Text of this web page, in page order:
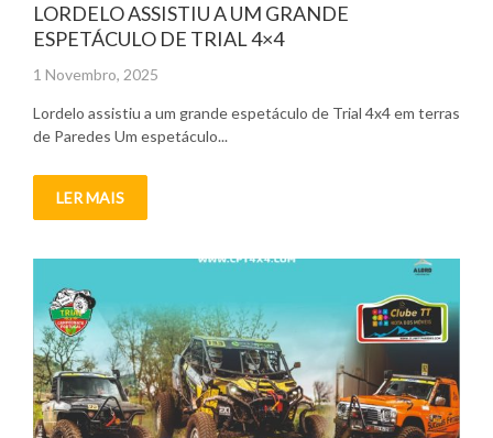
LORDELO ASSISTIU A UM GRANDE
ESPETÁCULO DE TRIAL 4×4
Posted
1 Novembro, 2025
Lordelo assistiu a um grande espetáculo de Trial 4x4 em terras
de Paredes Um espetáculo...
LER MAIS